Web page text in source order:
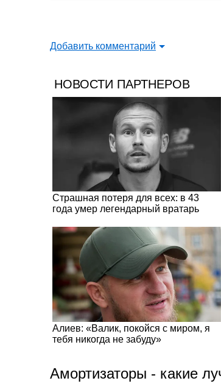
Добавить комментарий
Амортизаторы - какие